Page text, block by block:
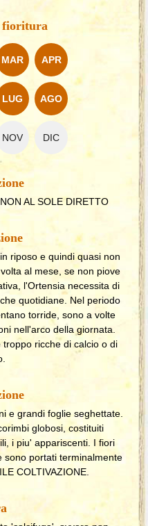
fioritura
MAR APR
LUG AGO
NOV DIC
AL SOLE DIRETTO
riposo e quindi quasi non
al mese, se non piove
l'Ortensia necessita di
quotidiane. Nel periodo
torride, sono a volte
nell'arco della giornata.
ricche di calcio o di
e grandi foglie seghettate.
globosi, costituiti
i piu' appariscenti. I fiori
sono portati terminalmente
COLTIVAZIONE.